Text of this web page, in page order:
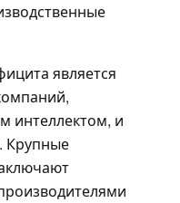
является
интеллектом, и
Крупные